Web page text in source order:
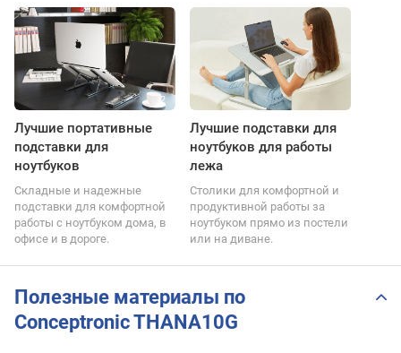
Лучшие портативные
подставки для
ноутбуков
Складные и надежные
подставки для комфортной
работы с ноутбуком дома, в
офисе и в дороге.
Лучшие подставки для
ноутбуков для работы
лежа
Столики для комфортной и
продуктивной работы за
ноутбуком прямо из постели
или на диване.
Полезные материалы по
Conceptronic THANA10G